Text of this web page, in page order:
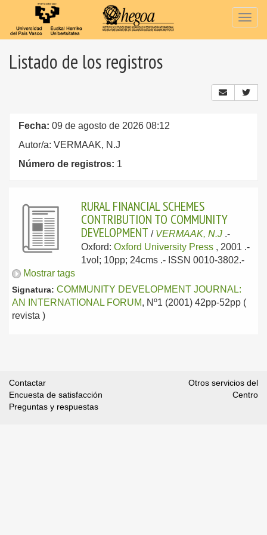
Listado de los registros
Fecha: 09 de agosto de 2026 08:12
Autor/a: VERMAAK, N.J
Número de registros: 1
RURAL FINANCIAL SCHEMES
CONTRIBUTION TO COMMUNITY
DEVELOPMENT / VERMAAK, N.J .-
Oxford: Oxford University Press , 2001 .-
1vol; 10pp; 24cms .- ISSN 0010-3802.-
Mostrar tags
Signatura: COMMUNITY DEVELOPMENT JOURNAL:
AN INTERNATIONAL FORUM, Nº1 (2001) 42pp-52pp (
revista )
Contactar
Encuesta de satisfacción
Preguntas y respuestas
Otros servicios del
Centro